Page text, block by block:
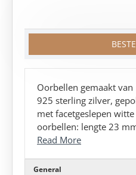
Oorbellen gemaakt
925 sterling zilver,
met facetgeslepen
oorbellen: lengte 23
Read More
General